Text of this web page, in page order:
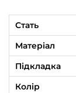
Стать
Матеріал
Підкладка
Колір